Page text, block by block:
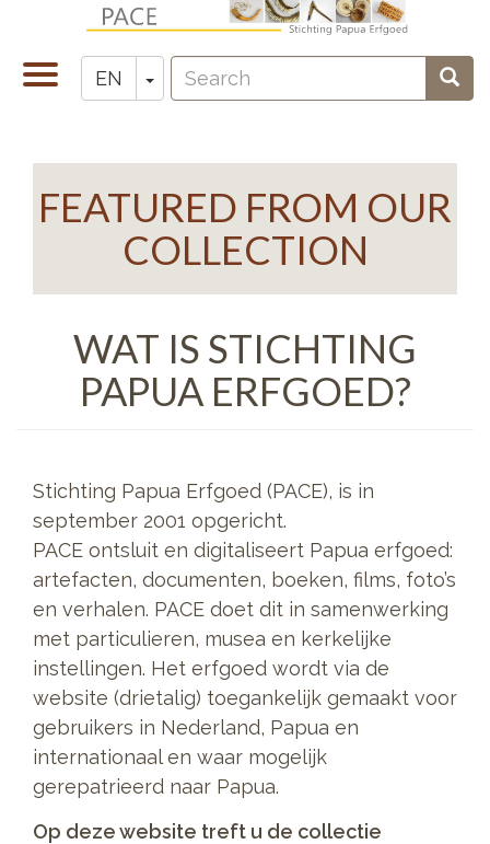
mainToggle
navigation
EN Toggle Dropdown
Zoeken
Search
FEATURED FROM OUR
COLLECTION
WAT IS STICHTING
PAPUA ERFGOED?
Stichting Papua Erfgoed (PACE), is in
september 2001 opgericht.
PACE ontsluit en digitaliseert Papua erfgoed:
artefacten, documenten, boeken, films, foto’s
en verhalen. PACE doet dit in samenwerking
met particulieren, musea en kerkelijke
instellingen. Het erfgoed wordt via de
website (drietalig) toegankelijk gemaakt voor
gebruikers in Nederland, Papua en
internationaal en waar mogelijk
gerepatrieerd naar Papua.
Op deze website treft u de collectie